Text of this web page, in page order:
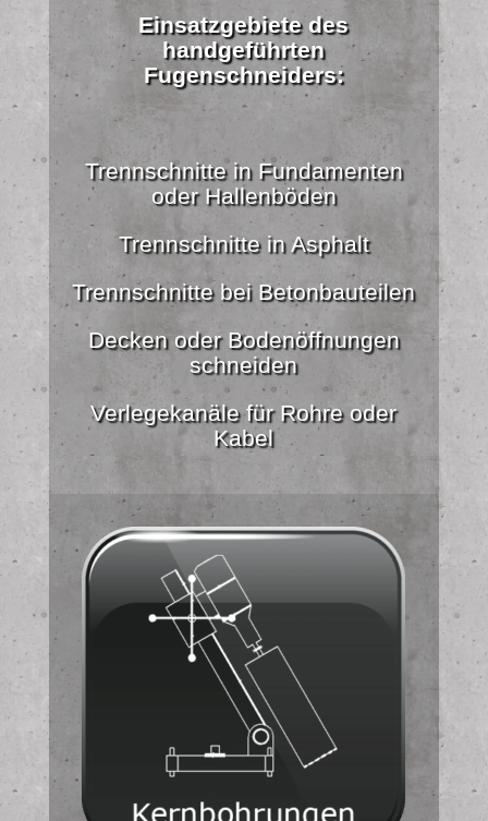
Einsatzgebiete des
handgeführten
Fugenschneiders:
Trennschnitte in Fundamenten
oder Hallenböden
Trennschnitte in Asphalt
Trennschnitte bei Betonbauteilen
Decken oder Bodenöffnungen
schneiden
Verlegekanäle für Rohre oder
Kabel